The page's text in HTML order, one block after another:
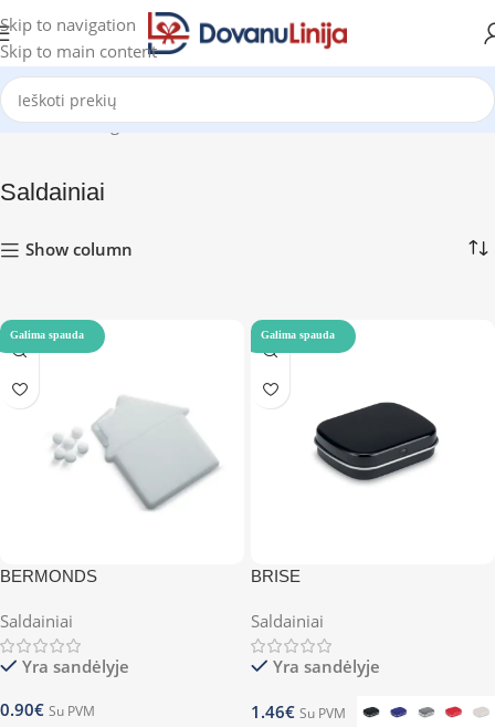
Skip to navigation
Skip to main content
Pradžia Katalogas Saldainiai Rodomi visi rezultatai: 7
Saldainiai
Show column
Galima spauda
BERMONDS
Saldainiai
Yra sandėlyje
0.90€ Su PVM
Galima spauda
BRISE
Saldainiai
Yra sandėlyje
1.46€ Su PVM